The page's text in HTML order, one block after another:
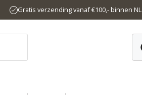
Gratis verzending vanaf €100,- binnen NL